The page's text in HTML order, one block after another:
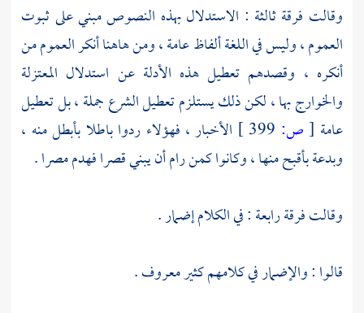
وقالت فرقة ثالثة : الاستدلال بهذه النصوص مبني على ثبوت
العموم ، وليس في اللغة ألفاظ عامة ، ومن هاهنا أنكر العموم من
أنكره ، وقصدهم تعطيل هذه الأدلة عن استدلال المعتزلة
والخوارجبها ، لكن ذلك يستلزم تعطيل الشرع جملة ، بل تعطيل
عامة [ص:
الأخبار ، فهؤلاء ردوا باطلا بأبطل منه ،
وبدعة بأقبح منها ، وكانوا كمن رام أن يبني قصرا فهدم مصرا .
وقالت فرقة رابعة : في الكلام إضمار .
قالوا : والإضمار في كلامهم كثير معروف .